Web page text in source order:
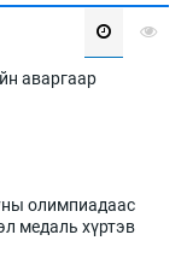
аваргаар
олимпиадаас
медаль хүртэв